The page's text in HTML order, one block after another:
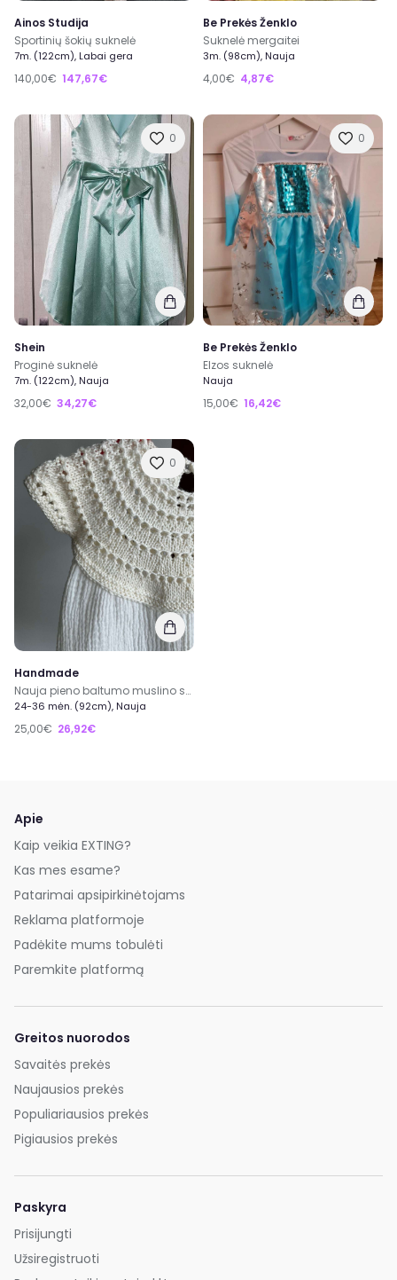
Ainos Studija
Sportinių šokių suknelė
7m. (122cm), Labai gera
140,00€ 147,67€
Be Prekės Ženklo
Suknelė mergaitei
3m. (98cm), Nauja
4,00€ 4,87€
0
Shein
Proginė suknelė
7m. (122cm), Nauja
32,00€ 34,27€
0
Be Prekės Ženklo
Elzos suknelė
Nauja
15,00€ 16,42€
0
Handmade
Nauja pieno baltumo muslino suknelė
24-36 mėn. (92cm), Nauja
25,00€ 26,92€
Apie
Kaip veikia EXTING?
Kas mes esame?
Patarimai apsipirkinėtojams
Reklama platformoje
Padėkite mums tobulėti
Paremkite platformą
Greitos nuorodos
Savaitės prekės
Naujausios prekės
Populiariausios prekės
Pigiausios prekės
Paskyra
Prisijungti
Užsiregistruoti